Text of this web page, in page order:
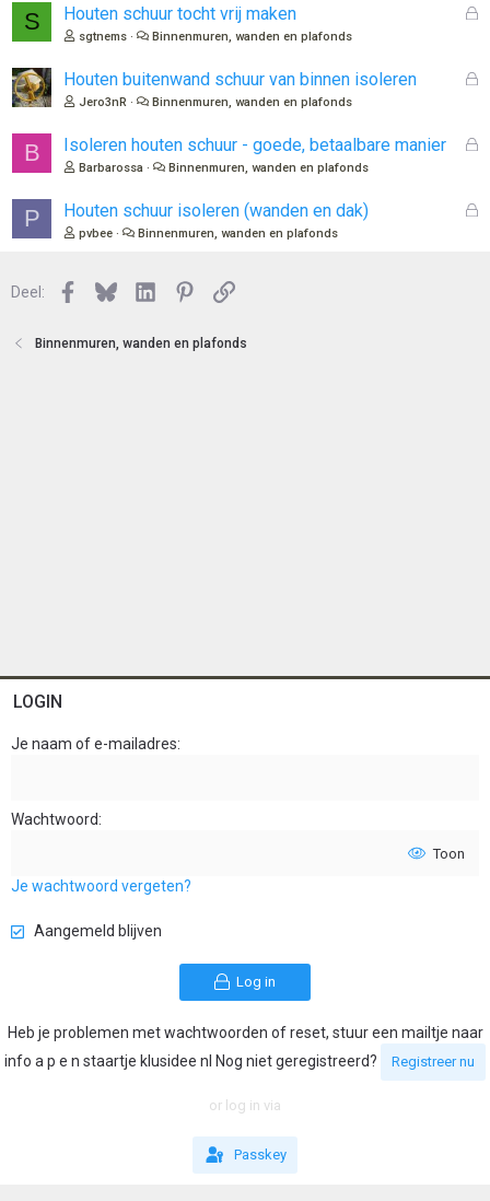
o
S
G
n
Houten schuur tocht vrij maken
sgtnems Binnenmuren, wanden en plafonds
G
n
Houten buitenwand schuur van binnen isoleren
Jero3nR Binnenmuren, wanden en plafonds
B
G
Isoleren houten schuur - goede, betaalbare manier
Barbarossa Binnenmuren, wanden en plafonds
P
G
Houten schuur isoleren (wanden en dak)
pvbee Binnenmuren, wanden en plafonds
Deel: Facebook
BlueskyLinkedInPinterest
Link
Binnenmuren, wanden en plafonds
LOGIN
Je naam of e-mailadres
Wachtwoord
Toon
Je wachtwoord vergeten?
Aangemeld blijven
Log in
Heb je problemen met wachtwoorden of reset, stuur een mailtje naar
info a p e n staartje klusidee nl Nog niet geregistreerd?
Registreer nu
or log in via
Passkey